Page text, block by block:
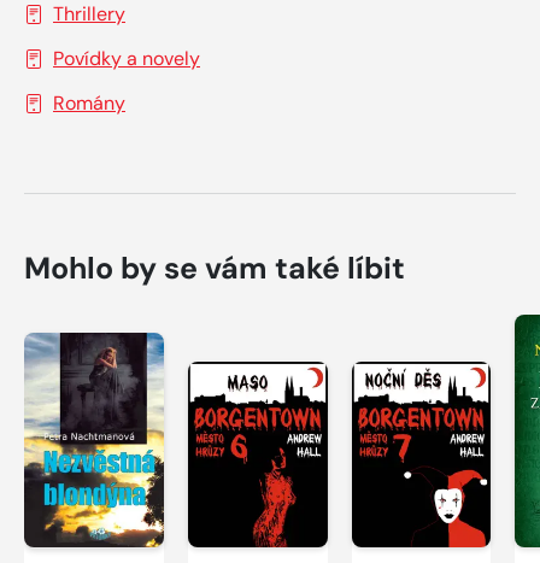
Thrillery
Povídky a novely
Romány
Mohlo by se vám také líbit